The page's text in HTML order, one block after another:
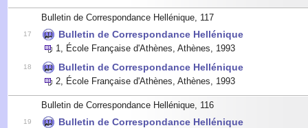
Bulletin de Correspondance Hellénique, 117
17 Bulletin de Correspondance Hellénique
1 École Française d'Athènes, Athènes 1993
18 Bulletin de Correspondance Hellénique
2 École Française d'Athènes, Athènes 1993
Bulletin de Correspondance Hellénique, 116
19 Bulletin de Correspondance Hellénique